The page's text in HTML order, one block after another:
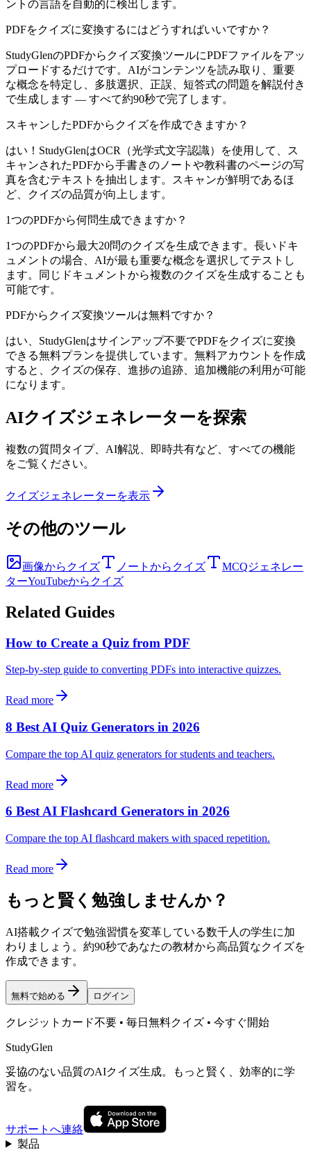
ントの言語を自動的に検出します。
PDFをクイズに変換するにはどうすればいいですか？
StudyGlenのPDFからクイズ変換ツールにPDFファイルをアッ
プロードするだけです。AIがコンテンツを読み取り、重要
な概念を特定し、多肢選択、正誤、短答式の問題を解説付き
で生成します — すべて約90秒で完了します。
スキャンしたPDFからクイズを作成できますか？
はい！StudyGlenはOCR（光学式文字認識）を使用して、ス
キャンされたPDFから手書きのノートや教科書のページの写
真を含むテキストを抽出します。スキャンが鮮明であるほ
ど、クイズの品質が向上します。
1つのPDFから何問生成できますか？
1つのPDFから最大20問のクイズを生成できます。長いドキ
ュメントの場合、AIが最も重要な概念を選択してテストし
ます。同じドキュメントから複数のクイズを生成することも
可能です。
PDFからクイズ変換ツールは無料ですか？
はい、StudyGlenはサインアップ不要でPDFをクイズに変換
できる無料プランを提供しています。無料アカウントを作成
すると、クイズの保存、進捗の追跡、追加機能の利用が可能
になります。
AIクイズジェネレーターを探索
複数の質問タイプ、AI解説、即時共有など、すべての機能
をご覧ください。
クイズジェネレーターを表示
その他のツール
画像からクイズ ノートからクイズ
MCQジェネレー
ターYouTubeからクイズ
Related Guides
How to Create a Quiz from PDF
Step-by-step guide to converting PDFs into interactive quizzes.
Read more
8 Best AI Quiz Generators in 2026
Compare the top AI quiz generators for students and teachers.
Read more
6 Best AI Flashcard Generators in 2026
Compare the top AI flashcard makers with spaced repetition.
Read more
もっと賢く勉強しませんか？
AI搭載クイズで勉強習慣を変革している数千人の学生に加
わりましょう。約90秒であなたの教材から高品質なクイズを
作成できます。
無料で始める ログイン
クレジットカード不要 • 毎日無料クイズ • 今すぐ開始
StudyGlen
妥協のない品質のAIクイズ生成。もっと賢く、効率的に学
習を。
サポートへ連絡
製品